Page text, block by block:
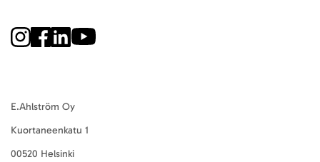
E.Ahlström Oy
Kuortaneenkatu 1
00520 Helsinki